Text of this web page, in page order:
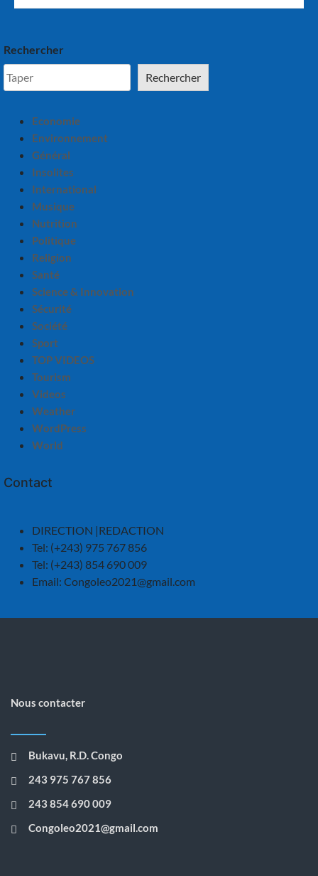
Rechercher
Rechercher
Economie
Environnement
Général
Insolites
International
Musique
Nutrition
Politique
Religion
Santé
Science & Innovation
Sécurité
Société
Sport
TOP VIDEOS
Tourism
Videos
Weather
WordPress
World
Contact
DIRECTION |REDACTION
Tel: (+243) 975 767 856
Tel: (+243) 854 690 009
Email: Congoleo2021@gmail.com
Nous contacter
Bukavu, R.D. Congo
243 975 767 856
243 854 690 009
Congoleo2021@gmail.com